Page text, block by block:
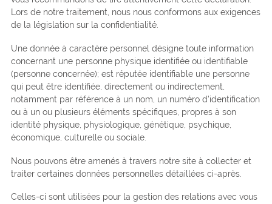
Lors de notre traitement, nous nous conformons aux exigences
de la législation sur la confidentialité.
Une donnée à caractère personnel désigne toute information
concernant une personne physique identifiée ou identifiable
(personne concernée); est réputée identifiable une personne
qui peut être identifiée, directement ou indirectement,
notamment par référence à un nom, un numéro d’identification
ou à un ou plusieurs éléments spécifiques, propres à son
identité physique, physiologique, génétique, psychique,
économique, culturelle ou sociale.
Nous pouvons être amenés à travers notre site à collecter et
traiter certaines données personnelles détaillées ci-après.
Celles-ci sont utilisées pour la gestion des relations avec vous